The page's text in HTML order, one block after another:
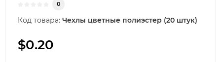
0
Код товара: Чехлы цветные полиэстер (20 штук)
$0.20